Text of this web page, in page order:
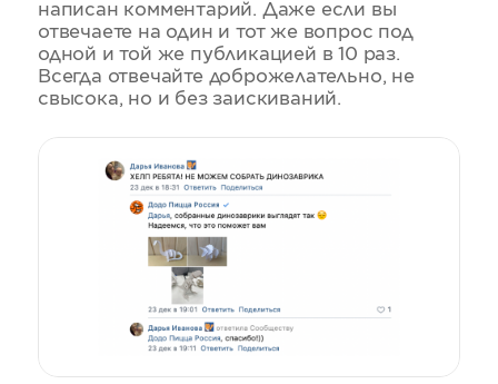
написан комментарий. Даже если вы
отвечаете на один и тот же вопрос под
одной и той же публикацией в 10 раз.
Всегда отвечайте доброжелательно, не
свысока, но и без заискиваний.